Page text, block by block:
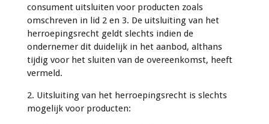
consument uitsluiten voor producten zoals
omschreven in lid 2 en 3. De uitsluiting van het
herroepingsrecht geldt slechts indien de
ondernemer dit duidelijk in het aanbod, althans
tijdig voor het sluiten van de overeenkomst, heeft
vermeld.
2. Uitsluiting van het herroepingsrecht is slechts
mogelijk voor producten: